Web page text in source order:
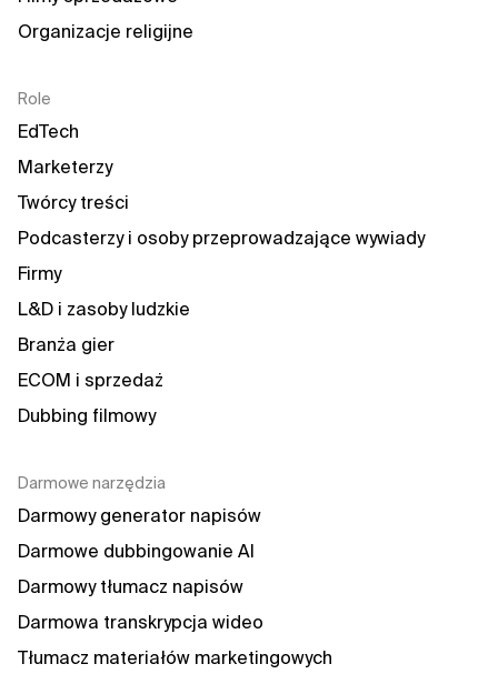
Organizacje religijne
Role
EdTech
Marketerzy
Twórcy treści
Podcasterzy i osoby przeprowadzające wywiady
Firmy
L&D i zasoby ludzkie
Branża gier
ECOM i sprzedaż
Dubbing filmowy
Darmowe narzędzia
Darmowy generator napisów
Darmowe dubbingowanie AI
Darmowy tłumacz napisów
Darmowa transkrypcja wideo
Tłumacz materiałów marketingowych